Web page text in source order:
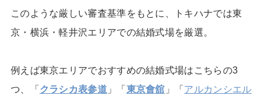
このような厳しい審査基準をもとに、トキハナでは東
京・横浜・軽井沢エリアでの結婚式場を厳選。
例えば東京エリアでおすすめの結婚式場はこちらの3
つ、「 クラシカ表参道」「 東京會舘 」「 アルカンシエル